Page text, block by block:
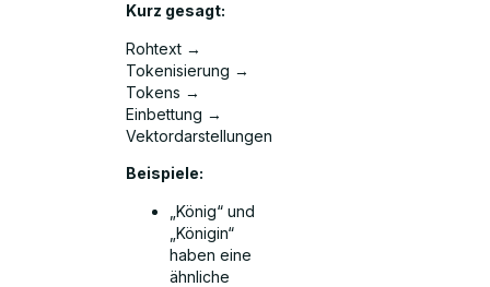
Kurz gesagt:
Rohtext →
Tokenisierung →
Tokens →
Einbettung →
Vektordarstellungen
Beispiele:
„König“ und
„Königin“
haben eine
ähnliche